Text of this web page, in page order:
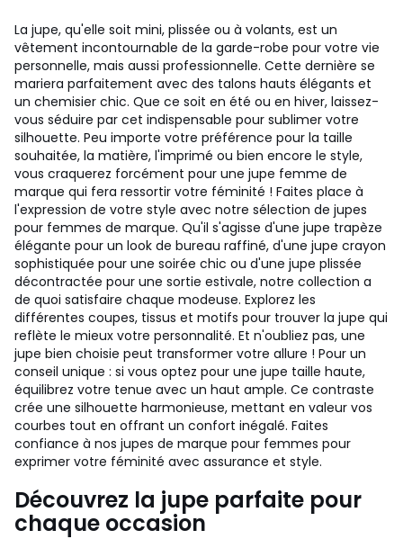
La jupe, qu'elle soit mini, plissée ou à volants, est un
vêtement incontournable de la garde-robe pour votre vie
personnelle, mais aussi professionnelle. Cette dernière se
mariera parfaitement avec des talons hauts élégants et
un chemisier chic. Que ce soit en été ou en hiver, laissez-
vous séduire par cet indispensable pour sublimer votre
silhouette. Peu importe votre préférence pour la taille
souhaitée, la matière, l'imprimé ou bien encore le style,
vous craquerez forcément pour une jupe femme de
marque qui fera ressortir votre féminité ! Faites place à
l'expression de votre style avec notre sélection de jupes
pour femmes de marque. Qu'il s'agisse d'une jupe trapèze
élégante pour un look de bureau raffiné, d'une jupe crayon
sophistiquée pour une soirée chic ou d'une jupe plissée
décontractée pour une sortie estivale, notre collection a
de quoi satisfaire chaque modeuse. Explorez les
différentes coupes, tissus et motifs pour trouver la jupe qui
reflète le mieux votre personnalité. Et n'oubliez pas, une
jupe bien choisie peut transformer votre allure ! Pour un
conseil unique : si vous optez pour une jupe taille haute,
équilibrez votre tenue avec un haut ample. Ce contraste
crée une silhouette harmonieuse, mettant en valeur vos
courbes tout en offrant un confort inégalé. Faites
confiance à nos jupes de marque pour femmes pour
exprimer votre féminité avec assurance et style.
Découvrez la jupe parfaite pour
chaque occasion